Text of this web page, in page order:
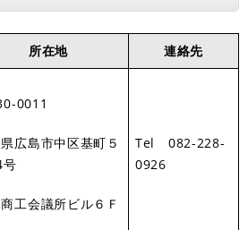
所在地 連絡先
0011
広島市中区基町５
号
工会議所ビル６Ｆ
Tel 082-228-
0926